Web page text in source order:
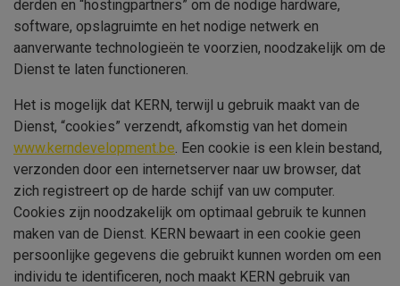
derden en “hostingpartners” om de nodige hardware,
software, opslagruimte en het nodige netwerk en
aanverwante technologieën te voorzien, noodzakelijk om de
Dienst te laten functioneren.
Het is mogelijk dat KERN, terwijl u gebruik maakt van de
Dienst, “cookies” verzendt, afkomstig van het domein
www.kerndevelopment.be. Een cookie is een klein bestand,
verzonden door een internetserver naar uw browser, dat
zich registreert op de harde schijf van uw computer.
Cookies zijn noodzakelijk om optimaal gebruik te kunnen
maken van de Dienst. KERN bewaart in een cookie geen
persoonlijke gegevens die gebruikt kunnen worden om een
individu te identificeren, noch maakt KERN gebruik van